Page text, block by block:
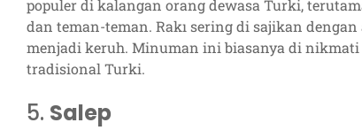
populer di kalangan orang dewasa Turki,
dan teman-teman. Rakı sering di sajikan
menjadi keruh. Minuman ini biasanya di
tradisional Turki.
5. Salep